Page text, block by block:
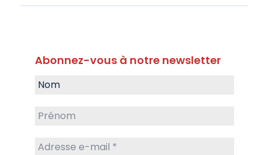
Abonnez-vous à notre newsletter